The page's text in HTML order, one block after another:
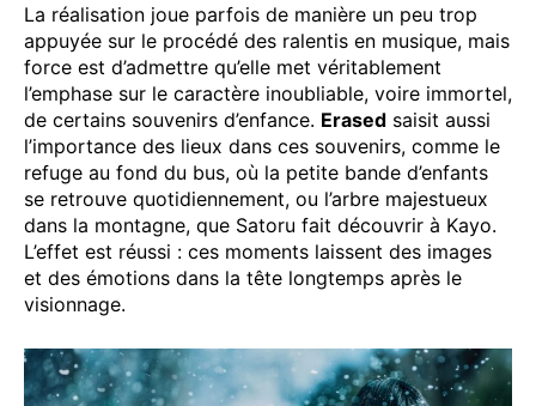
La réalisation joue parfois de manière un peu trop
appuyée sur le procédé des ralentis en musique, mais
force est d’admettre qu’elle met véritablement
l’emphase sur le caractère inoubliable, voire immortel,
de certains souvenirs d’enfance. Erased saisit aussi
l’importance des lieux dans ces souvenirs, comme le
refuge au fond du bus, où la petite bande d’enfants
se retrouve quotidiennement, ou l’arbre majestueux
dans la montagne, que Satoru fait découvrir à Kayo.
L’effet est réussi : ces moments laissent des images
et des émotions dans la tête longtemps après le
visionnage.